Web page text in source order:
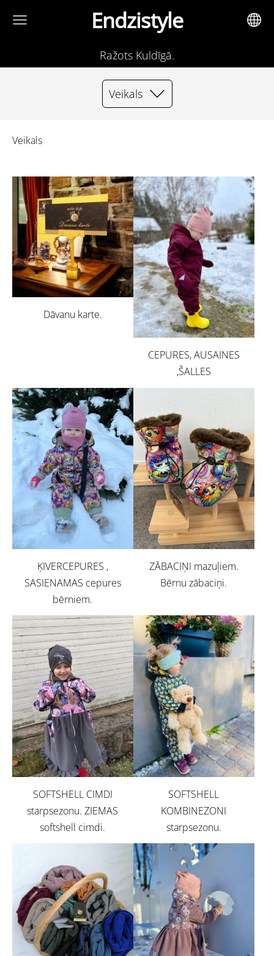
Endzistyle
Ražots Kuldīgā.
Veikals
Veikals
Dāvanu karte.
CEPURES, AUSAINES
,ŠALLES
ĶIVERCEPURES ,
SASIENAMAS cepures
bērniem.
ZĀBACIŅI mazuļiem.
Bērnu zābaciņi.
SOFTSHELL CIMDI
starpsezonu. ZIEMAS
softshell cimdi.
SOFTSHELL
KOMBINEZONI
starpsezonu.